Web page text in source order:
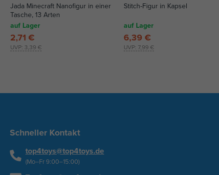
Jada Minecraft Nanofigur in einer
Tasche, 13 Arten
auf Lager
UVP: 3,39 €
2,71 €
Stitch-Figur in Kapsel
auf Lager
UVP:7,99 €
6,39 €
Schneller Kontakt
top4toys@top4toys.de
(Mo–Fr 9:00–15:00)